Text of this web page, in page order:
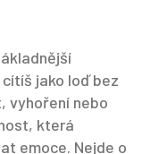
jako loď bez
vyhoření nebo
která
emoce. Nejde o